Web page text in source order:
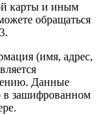
карты и иным
обращаться
(имя, адрес,
Данные
в зашифрованном